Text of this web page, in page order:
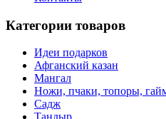
Категории товаров
Идеи подарков
Афганский казан
Мангал
Ножи, пчаки, топоры,
Садж